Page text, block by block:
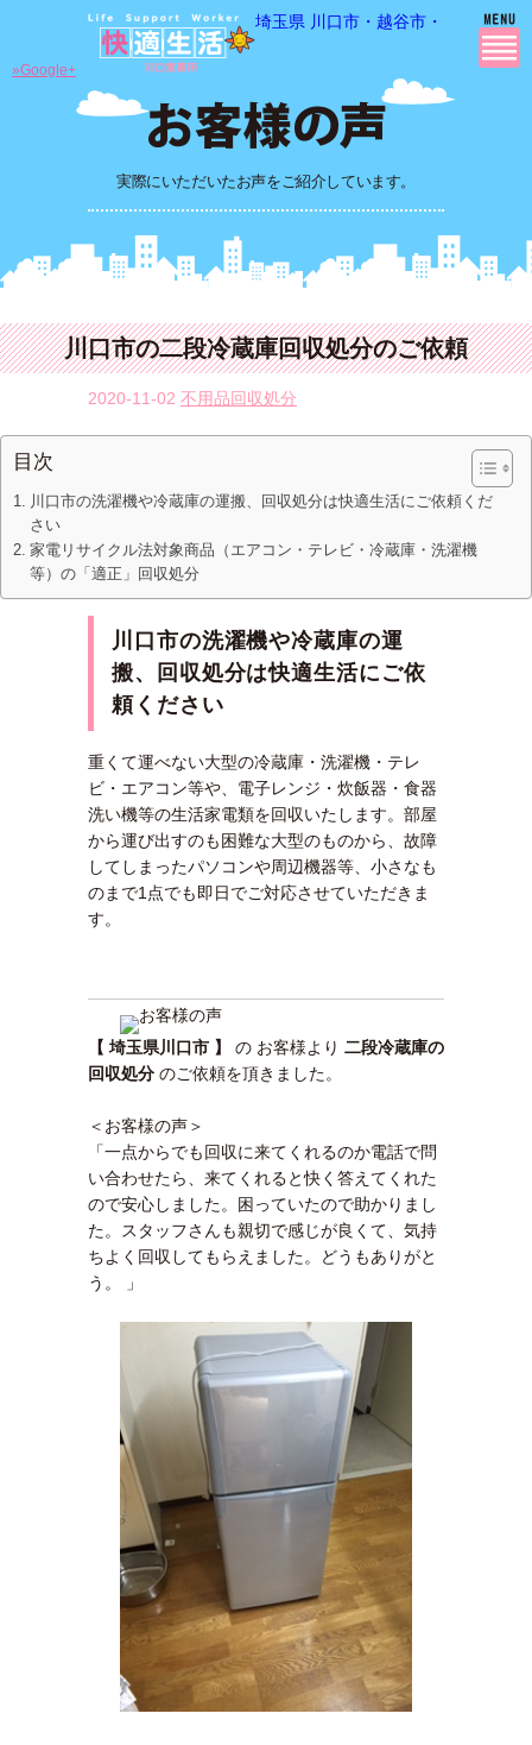
埼玉県 川口市・越谷市・さいたま
実際にいただいたお声をご紹介しています。
»Google+
川口市の二段冷蔵庫回収処分のご依頼
2020-11-02 不用品回収処分
目次
川口市の洗濯機や冷蔵庫の運搬、回収処分は快適生活にご依頼くだ
さい
家電リサイクル法対象商品（エアコン・テレビ・冷蔵庫・洗濯機
等）の「適正」回収処分
川口市の洗濯機や冷蔵庫の運
搬、回収処分は快適生活にご依
頼ください
重くて運べない大型の冷蔵庫・洗濯機・テレ
ビ・エアコン等や、電子レンジ・炊飯器・食器
洗い機等の生活家電類を回収いたします。部屋
から運び出すのも困難な大型のものから、故障
してしまったパソコンや周辺機器等、小さなも
のまで1点でも即日でご対応させていただきま
す。
【 埼玉県川口市 】 の お客様より 二段冷蔵庫の
回収処分 のご依頼を頂きました。
＜お客様の声＞
「一点からでも回収に来てくれるのか電話で問
い合わせたら、来てくれると快く答えてくれた
ので安心しました。困っていたので助かりまし
た。スタッフさんも親切で感じが良くて、気持
ちよく回収してもらえました。どうもありがと
う。 」